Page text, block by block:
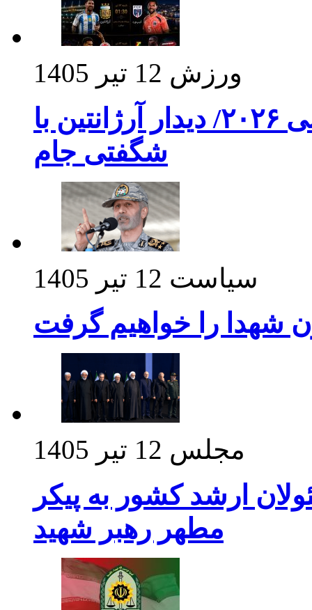
ورزش 12 تیر 1405
برنامه بازی های امشب جام جهانی ۲۰۲۶/ دیدار آرژانتین با
شگفتی جام
سیاست 12 تیر 1405
شهدا را خواهیم گرفت
مجلس 12 تیر 1405
ارشد کشور به پیکر
مطهر رهبر شهید